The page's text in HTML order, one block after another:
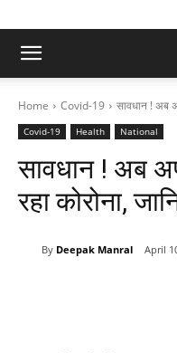
Home Covid-19 सावधान ! अब
Covid-19 Health National
सावधान ! अब
रहा कोरोना,
By Deepak Manral April